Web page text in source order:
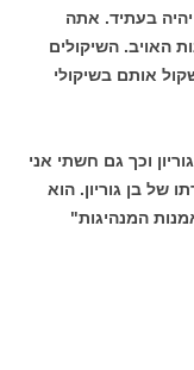
יהיה בעתיד. אתה
האויב. השיקולים
אותם בשיקולי
וכך גם חשתי אני
של בן גוריון. הוא
המנהיגות"